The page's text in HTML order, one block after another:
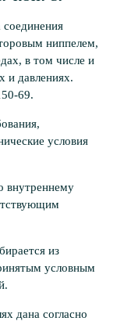
соединения
ниппелем,
в том числе и
и давлениях.
69.
условия
внутреннему
из
условным
дана согласно